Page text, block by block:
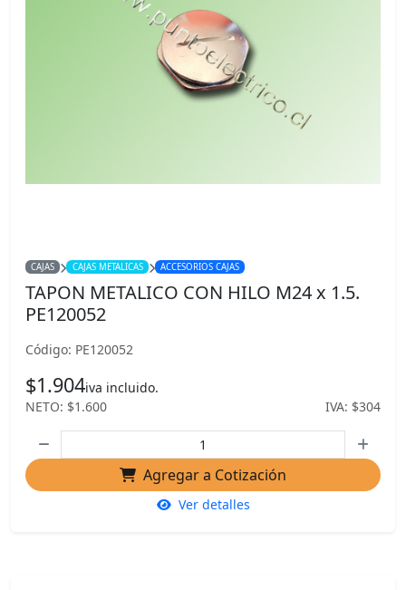
CAJAS CAJAS METALICAS ACCESORIOS CAJAS
TAPON METALICO CON HILO M24 x 1.5.
PE120052
Código: PE120052
$1.904iva incluido.
NETO: $1.600
IVA: $304
Agregar a Cotización
Ver detalles